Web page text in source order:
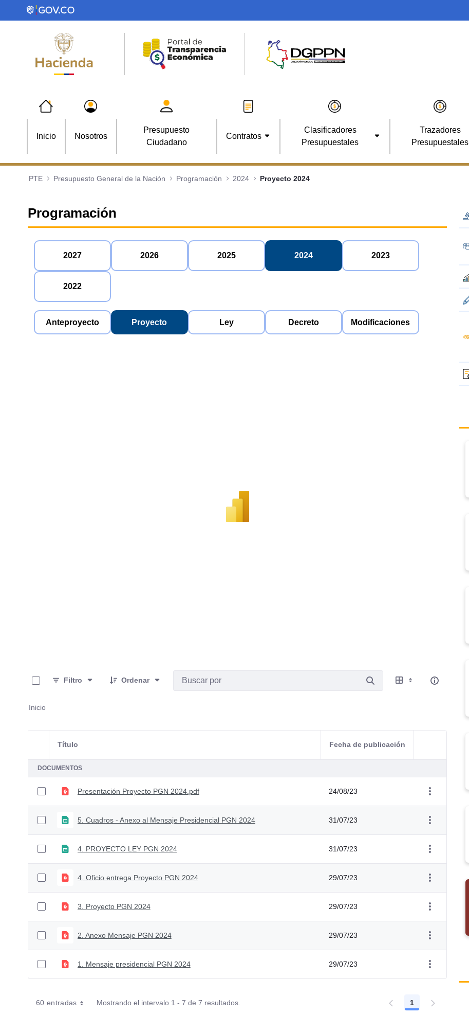
Saltar al contenido principal
Inicio Nosotros
Presupuesto
Ciudadano
Contratos
Clasificadores
Presupuestales
Trazadores
Presupuestales
PTE Presupuesto General de la Nación Programación 2024 Proyecto 2024
Programación
2027 2026 2025 2024 2023
2022
Anteproyecto Proyecto Ley Decreto Modificaciones
Filtro
Ordenar
Inicio
Selección del elemento
Título Fecha de publicación
DOCUMENTOS
Presentación Proyecto PGN 2024.pdf 24/08/23
5. Cuadros - Anexo al Mensaje Presidencial PGN 2024 31/07/23
4. PROYECTO LEY PGN 2024 31/07/23
4. Oficio entrega Proyecto PGN 2024 29/07/23
3. Proyecto PGN 2024 29/07/23
2. Anexo Mensaje PGN 2024 29/07/23
1. Mensaje presidencial PGN 2024 29/07/23
60 entradas Mostrando el intervalo 1 - 7 de 7 resultados. Página
1